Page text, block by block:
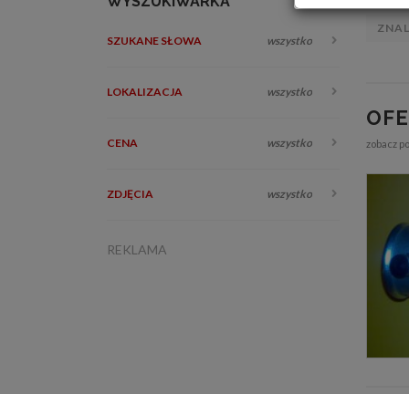
SZUKANE SŁOWA wszystko
LOKALIZACJA wszystko
CENA wszystko
ZDJĘCIA wszystko
REKLAMA
zobacz